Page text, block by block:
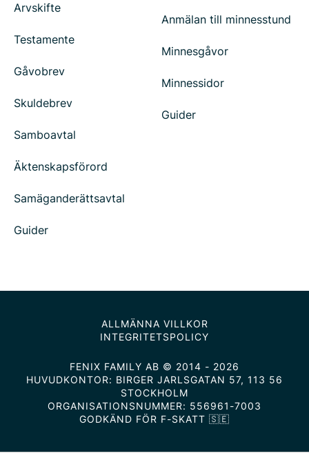
Arvskifte
Testamente
Gåvobrev
Skuldebrev
Samboavtal
Äktenskapsförord
Samäganderättsavtal
Guider
Anmälan till minnesstund
Minnesgåvor
Minnessidor
Guider
ALLMÄNNA VILLKOR
INTEGRITETSPOLICY
FENIX FAMILY AB © 2014 - 2026
HUVUDKONTOR: BIRGER JARLSGATAN 57, 113 56
STOCKHOLM
ORGANISATIONSNUMMER: 556961-7003
GODKÄND FÖR F-SKATT 🇸🇪